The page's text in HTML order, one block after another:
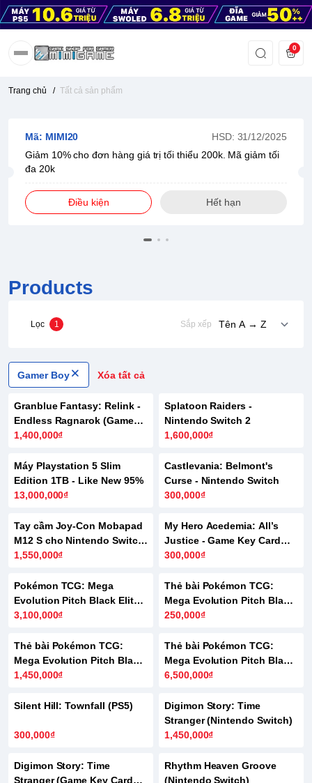
0
Trang chủ / Tất cả sản phẩm
Mã: MIMI20
HSD: 31/12/2025
Giảm 10% cho đơn hàng giá trị tối thiểu 200k. Mã giảm tối
đa 20k
Điều kiện Hết hạn
Products
Lọc 1 Sắp xếp
Gamer Boy Xóa tất cả
Granblue Fantasy: Relink -
Endless Ragnarok (Game
Key Card Switch 2)
1,400,000₫
Splatoon Raiders -
Nintendo Switch 2
1,600,000₫
Máy Playstation 5 Slim
Edition 1TB - Like New 95%
13,000,000₫
Castlevania: Belmont's
Curse - Nintendo Switch
300,000₫
Tay cầm Joy-Con Mobapad
M12 S cho Nintendo Switch
2
1,550,000₫
My Hero Acedemia: All’s
Justice - Game Key Card
Switch 2
300,000₫
Pokémon TCG: Mega
Evolution Pitch Black Elite
Trainer Box
3,100,000₫
Thẻ bài Pokémon TCG:
Mega Evolution Pitch Black
ME05 - Sleeved Pack
250,000₫
Thẻ bài Pokémon TCG:
Mega Evolution Pitch Black
ME05 - Booster Bundle (6
1,450,000₫
Thẻ bài Pokémon TCG:
Mega Evolution Pitch Black
ME05 - Booster Box (36
6,500,000₫
Silent Hill: Townfall (PS5)
300,000₫
Digimon Story: Time
Stranger (Nintendo Switch)
1,450,000₫
Digimon Story: Time
Stranger (Game Key Card
Rhythm Heaven Groove
(Nintendo Switch)